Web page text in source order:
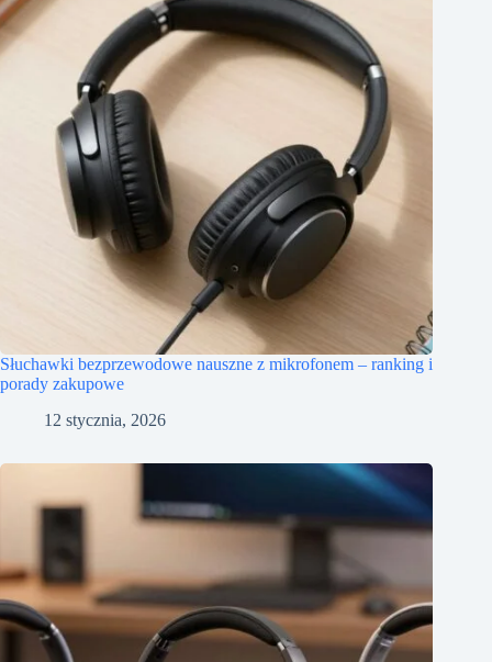
Słuchawki bezprzewodowe nauszne z mikrofonem – ranking i
porady zakupowe
12 stycznia, 2026